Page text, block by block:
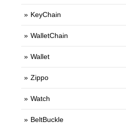
KeyChain
WalletChain
Wallet
Zippo
Watch
BeltBuckle